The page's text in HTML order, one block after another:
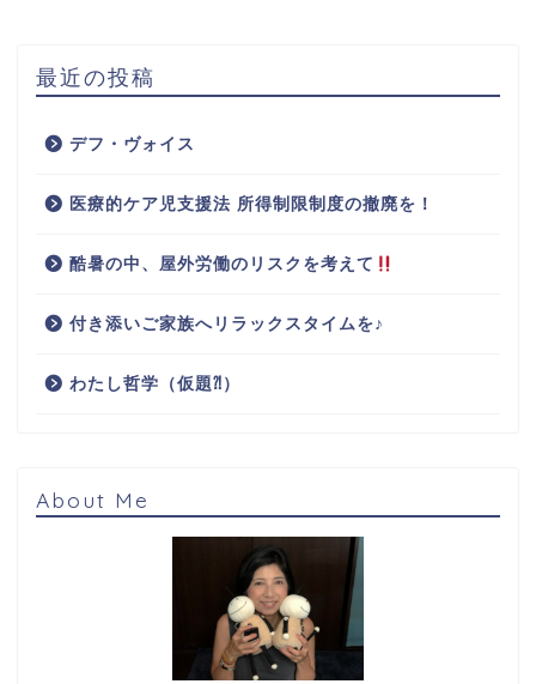
最近の投稿
デフ・ヴォイス
医療的ケア児支援法 所得制限制度の撤廃を！
酷暑の中、屋外労働のリスクを考えて
付き添いご家族へリラックスタイムを♪
わたし哲学（仮題⁈）
About Me